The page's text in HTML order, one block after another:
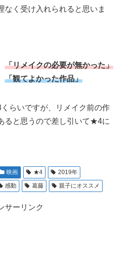
なく受け入れられると思いま
「リメイクの必要が無かった」
「観てよかった作品」
らいですが、リメイク前の作
ると思うので差し引いて★4に
映画 ★4
2019年
感動 葛藤 親子にオススメ
サーリンク